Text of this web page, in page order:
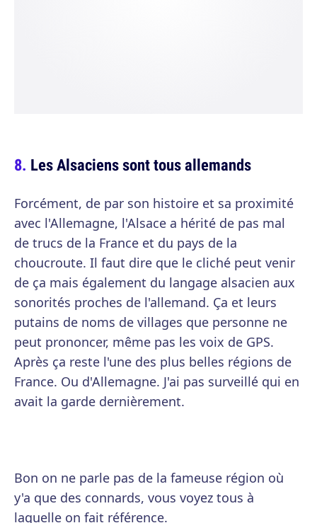
Les Alsaciens sont tous allemands
Forcément, de par son histoire et sa proximité
avec l'Allemagne, l'Alsace a hérité de pas mal
de trucs de la France et du pays de la
choucroute. Il faut dire que le cliché peut venir
de ça mais également du langage alsacien aux
sonorités proches de l'allemand. Ça et leurs
putains de noms de villages que personne ne
peut prononcer, même pas les voix de GPS.
Après ça reste l'une des plus belles régions de
France. Ou d'Allemagne. J'ai pas surveillé qui en
avait la garde dernièrement.
Bon on ne parle pas de la fameuse région où
y'a que des connards, vous voyez tous à
laquelle on fait référence.